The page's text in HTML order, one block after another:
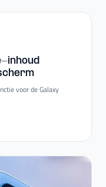
​inhoud
voor de Galaxy